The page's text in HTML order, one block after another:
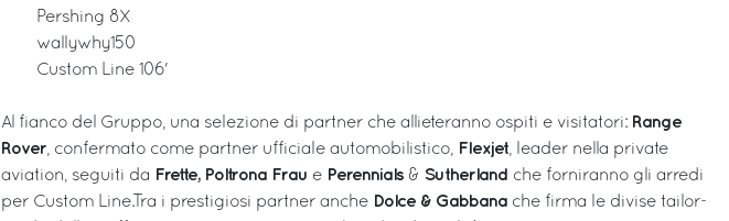
Pershing 8X
wallywhy150
Custom Line 106'
Al fianco del Gruppo, una selezione di partner che allieteranno ospiti e visitatori: Range
Rover , confermato come partner ufficiale automobilistico, Flexjet , leader nella private
aviation, seguiti da Frette, Poltrona Frau e Perennials & Sutherland che forniranno gli arredi
per Custom Line.Tra i prestigiosi partner anche Dolce & Gabbana che firma le divise tailor-